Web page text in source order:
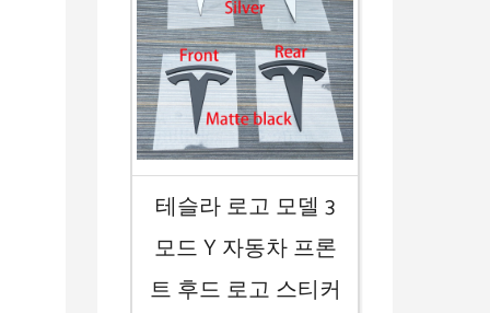
테슬라 로고 모델 3
모드 Y 자동차 프론
트 후드 로고 스티커